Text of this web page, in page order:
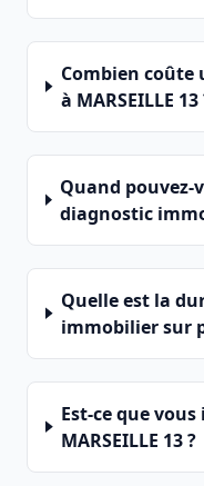
Combien
à MARSEILLE 13
Quand
diagnostic
Quelle est la
immobilier sur
Est-ce que
MARSEILLE 13 ?